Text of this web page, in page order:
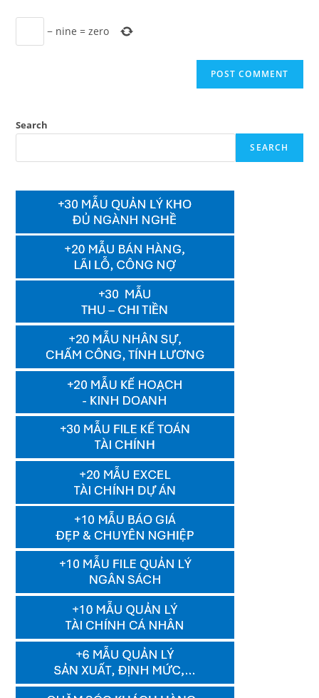
− nine =zero
Search
SEARCH